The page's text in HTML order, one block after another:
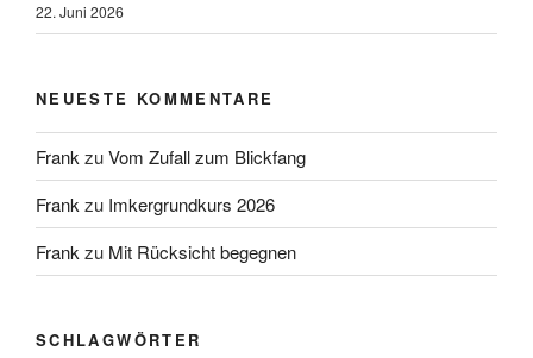
22. Juni 2026
NEUESTE KOMMENTARE
Frank zuVom Zufall zum Blickfang
Frank zu Imkergrundkurs 2026
Frank zu Mit Rücksicht begegnen
SCHLAGWÖRTER